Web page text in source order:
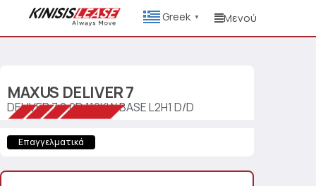
Greek ▼ Μενού
MAXUS DELIVER 7
DELIVER 7 2.0D 110KW BASE L2H1 D/D
Επαγγελματικά